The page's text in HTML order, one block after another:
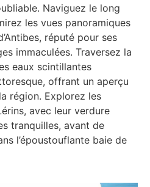
Naviguez le long
les vues panoramiques
réputé pour ses
immaculées. Traversez la
eaux scintillantes
offrant un aperçu
région. Explorez les
avec leur verdure
tranquilles, avant de
l’époustouflante baie de